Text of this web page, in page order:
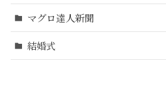
マグロ達人新聞
結婚式